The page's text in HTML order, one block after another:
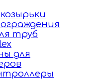
труб
для